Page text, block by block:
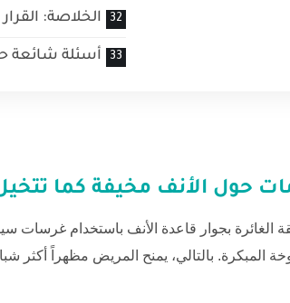
الخلاصة:
أسئلة شائعة
حول الأنف مخيفة كما
الغائرة بجوار قاعدة الأنف باستخدام غرسات
بالتالي، يمنح المريض مظهراً أكثر